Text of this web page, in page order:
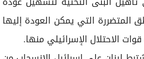
المتضررة التي يمكن العودة إليها
الاحتلال الإسرائيلي منها.